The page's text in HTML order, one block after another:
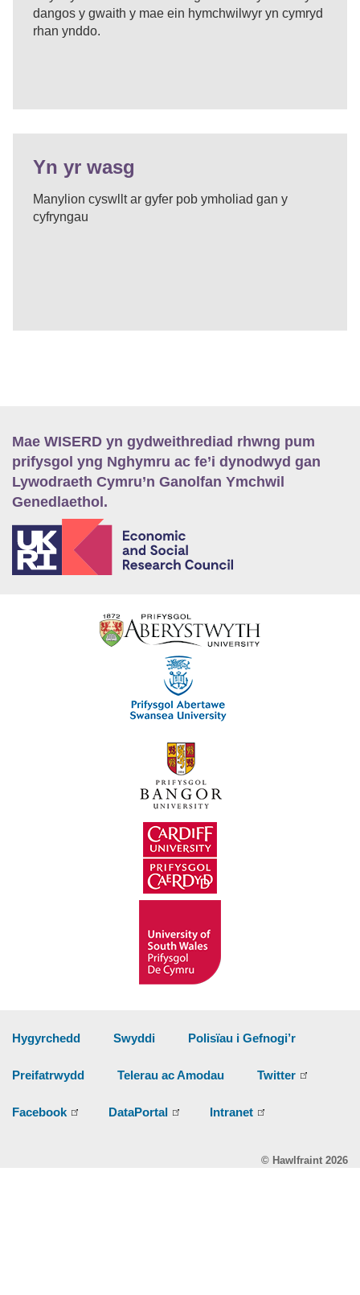
dangos y gwaith y mae ein hymchwilwyr yn cymryd
rhan ynddo.
Yn yr wasg
Manylion cyswllt ar gyfer pob ymholiad gan y
cyfryngau
Mae WISERD yn gydweithrediad rhwng pum
prifysgol yng Nghymru ac fe’i dynodwyd gan
Lywodraeth Cymru’n Ganolfan Ymchwil
Genedlaethol.
Hygyrchedd Swyddi Polisïau i Gefnogi’r
Preifatrwydd Telerau ac Amodau Twitter
Facebook DataPortal Intranet
© Hawlfraint 2026